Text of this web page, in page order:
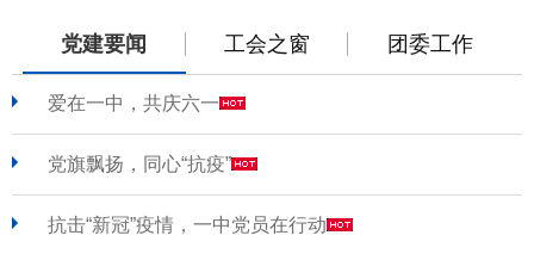
党建要闻 工会之窗 团委工作
爱在一中，共庆六一
党旗飘扬，同心“抗疫”
抗击“新冠”疫情，一中党员在行动